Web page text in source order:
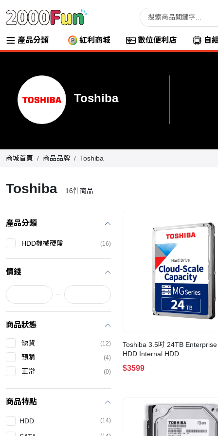
產品分類 紅利商城 數位便利店 自
Toshiba
商城首頁 商品品牌 Toshiba
Toshiba 16件商品
產品分類
HDD機械硬盤 (16)
價錢
商品狀態
缺貨 (12)
預購 (4)
正常 (0)
商品特點
HDD (14)
Toshiba 3.5吋 24TB
HDD Internal HDD
24TB/7200rpm/Cache
1GB(MG11ACA24TE)
$3599